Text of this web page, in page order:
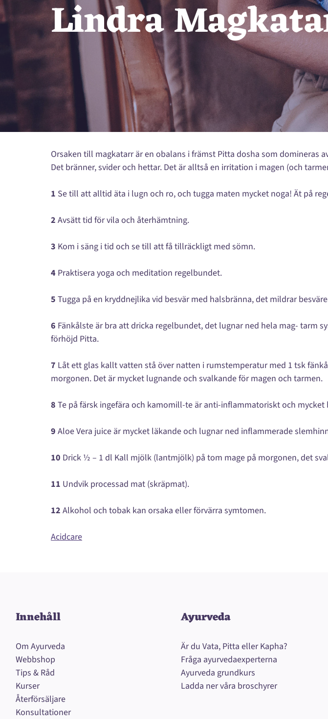
Lindra
Orsaken till magkatarr är en obalans i främst Pitta dosha som
Det bränner, svider och hettar. Det är alltså en irritation i magen (och
1 Se till att alltid äta i lugn och ro, och tugga maten mycket noga! Ät på
2 Avsätt tid för vila och återhämtning.
3 Kom i säng i tid och se till att få tillräckligt med sömn.
4 Praktisera yoga och meditation regelbundet.
5 Tugga på en kryddnejlika vid besvär med halsbränna, det mildrar
6 Fänkålste är bra att dricka regelbundet, det lugnar ned hela mag- tarm
förhöjd Pitta.
7 Låt ett glas kallt vatten stå över natten i rumstemperatur med 1 tsk
morgonen. Det är mycket lugnande och svalkande för magen och tarmen.
8 Te på färsk ingefära och kamomill-te är anti-inflammatoriskt och
9 Aloe Vera juice är mycket läkande och lugnar ned inflammerade
10 Drick ½ – 1 dl Kall mjölk (lantmjölk) på tom mage på morgonen, det
11 Undvik processad mat (skräpmat).
12 Alkohol och tobak kan orsaka eller förvärra symtomen.
Acidcare
Innehåll
Om Ayurveda
Webbshop
Tips & Råd
Kurser
Återförsäljare
Konsultationer
Ayurveda
Är du Vata, Pitta eller Kapha?
Fråga ayurvedaexperterna
Ayurveda grundkurs
Ladda ner våra broschyrer